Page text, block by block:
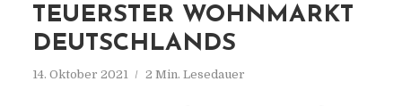
TEUERSTER WOHNMARKT
DEUTSCHLANDS
14. Oktober 2021 2 Min. Lesedauer